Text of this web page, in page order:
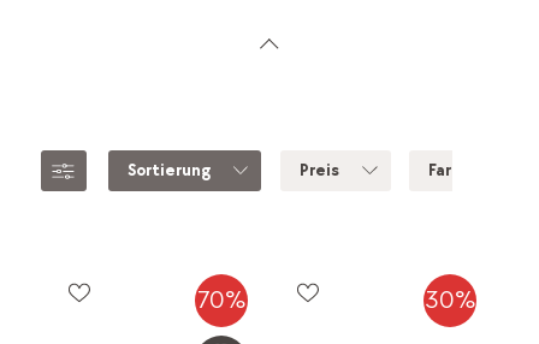
Sortierung Preis Farbe
70% 30%